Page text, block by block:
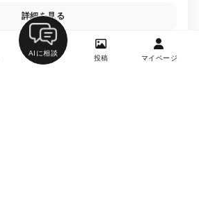
詳細を見る
AIに相談
投稿 マイページ